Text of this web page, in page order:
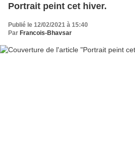
Portrait peint cet hiver.
Publié le 12/02/2021 à 15:40
Par Francois-Bhavsar